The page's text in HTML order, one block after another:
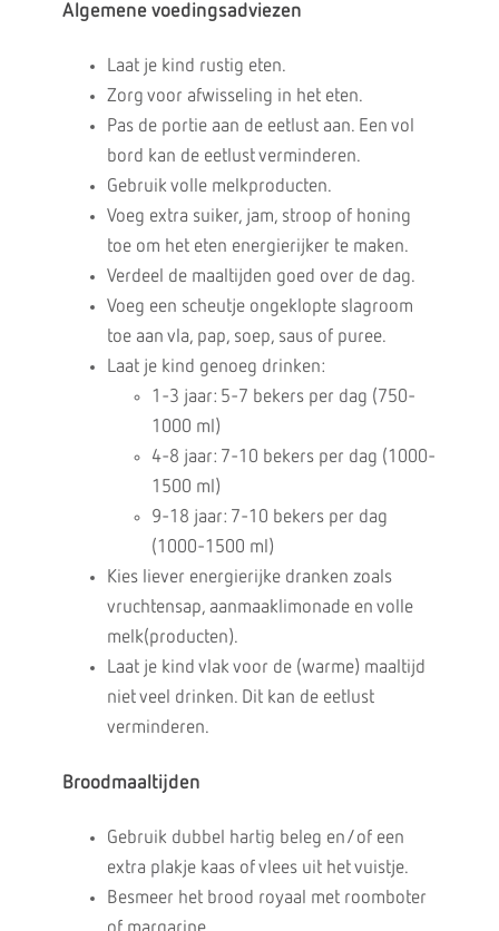
Algemene voedingsadviezen
Laat je kind rustig eten.
Zorg voor afwisseling in het eten.
Pas de portie aan de eetlust aan. Een vol
bord kan de eetlust verminderen.
Gebruik volle melkproducten.
Voeg extra suiker, jam, stroop of honing
toe om het eten energierijker te maken.
Verdeel de maaltijden goed over de dag.
Voeg een scheutje ongeklopte slagroom
toe aan vla, pap, soep, saus of puree.
Laat je kind genoeg drinken:
1-3 jaar: 5-7 bekers per dag (750-
1000 ml)
4-8 jaar: 7-10 bekers per dag (1000-
1500 ml)
9-18 jaar: 7-10 bekers per dag
(1000-1500 ml)
Kies liever energierijke dranken zoals
vruchtensap, aanmaaklimonade en volle
melk(producten).
Laat je kind vlak voor de (warme) maaltijd
niet veel drinken. Dit kan de eetlust
verminderen.
Broodmaaltijden
Gebruik dubbel hartig beleg en/of een
extra plakje kaas of vlees uit het vuistje.
Besmeer het brood royaal met roomboter